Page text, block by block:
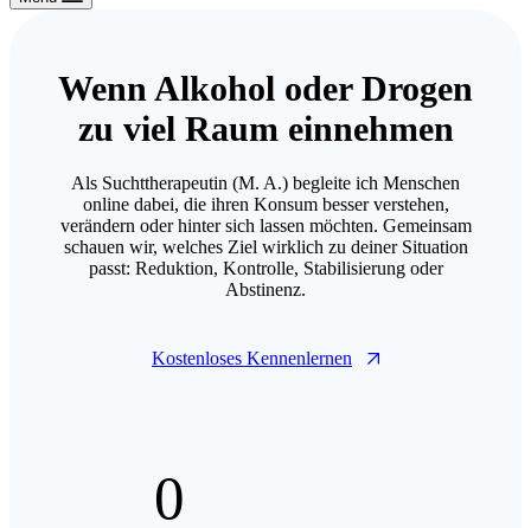
Wenn Alkohol oder Drogen
zu viel Raum einnehmen
Als Suchttherapeutin (M. A.) begleite ich Menschen
online dabei, die ihren Konsum besser verstehen,
verändern oder hinter sich lassen möchten. Gemeinsam
schauen wir, welches Ziel wirklich zu deiner Situation
passt: Reduktion, Kontrolle, Stabilisierung oder
Abstinenz.
Kostenloses Kennenlernen
0